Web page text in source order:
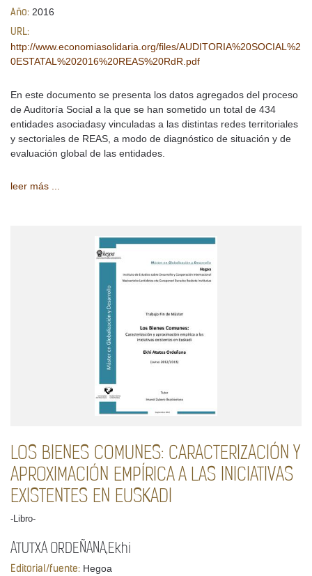
Año: 2016
URL:
http://www.economiasolidaria.org/files/AUDITORIA%20SOCIAL%2
0ESTATAL%202016%20REAS%20RdR.pdf
En este documento se presenta los datos agregados del proceso
de Auditoría Social a la que se han sometido un total de 434
entidades asociadasy vinculadas a las distintas redes territoriales
y sectoriales de REAS, a modo de diagnóstico de situación y de
evaluación global de las entidades.
leer más ...
LOS BIENES COMUNES: CARACTERIZACIÓN Y
APROXIMACIÓN EMPÍRICA A LAS INICIATIVAS
EXISTENTES EN EUSKADI
-Libro-
ATUTXA ORDEÑANA,Ekhi
Editorial/fuente: Hegoa